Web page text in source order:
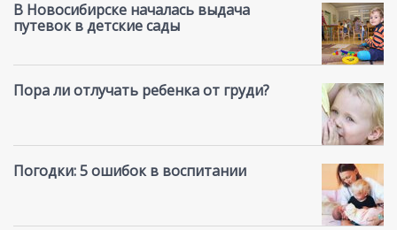
В Новосибирске началась выдача
путевок в детские сады
Пора ли отлучать ребенка от груди?
Погодки: 5 ошибок в воспитании